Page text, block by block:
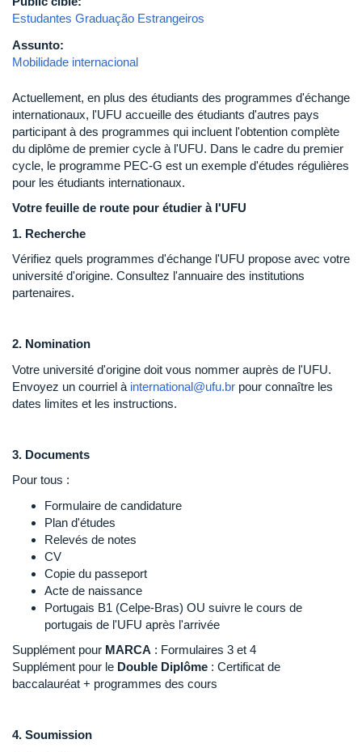
Estudantes Graduação Estrangeiros
Assunto:
Mobilidade internacional
Actuellement, en plus des étudiants des programmes d'échange
internationaux, l'UFU accueille des étudiants d'autres pays
participant à des programmes qui incluent l'obtention complète
du diplôme de premier cycle à l'UFU. Dans le cadre du premier
cycle, le programme PEC-G est un exemple d'études régulières
pour les étudiants internationaux.
Votre feuille de route pour étudier à l'UFU
1. Recherche
Vérifiez quels programmes d'échange l'UFU propose avec votre
université d'origine. Consultez l'annuaire des institutions
partenaires.
2. Nomination
Votre université d'origine doit vous nommer auprès de l'UFU.
Envoyez un courriel à international@ufu.br pour connaître les
dates limites et les instructions.
3. Documents
Pour tous :
Formulaire de candidature
Plan d'études
Relevés de notes
CV
Copie du passeport
Acte de naissance
Portugais B1 (Celpe-Bras) OU suivre le cours de
portugais de l'UFU après l'arrivée
Supplément pour MARCA : Formulaires 3 et 4
Supplément pour le Double Diplôme : Certificat de
baccalauréat + programmes des cours
4. Soumission